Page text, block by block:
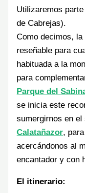
Utilizaremos parte
de Cabrejas).
Como decimos,
reseñable para
habituada a la
para
Parque del
se inicia este
sumergirnos en
Calatañazor,
acercándonos al
encantador y con
El itinerario: